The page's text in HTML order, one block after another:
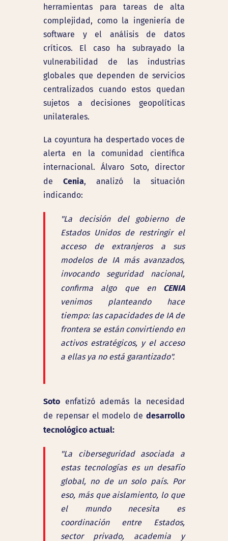
herramientas para tareas de alta
complejidad, como la ingeniería de
software y el análisis de datos
críticos. El caso ha subrayado la
vulnerabilidad de las industrias
globales que dependen de servicios
centralizados cuando estos quedan
sujetos a decisiones geopolíticas
unilaterales.
La coyuntura ha despertado voces de
alerta en la comunidad científica
internacional. Álvaro Soto, director
de Cenia, analizó la situación
indicando:
"La decisión del gobierno de
Estados Unidos de restringir el
acceso de extranjeros a sus
modelos de IA más avanzados,
invocando seguridad nacional,
confirma algo que en CENIA
venimos planteando hace
tiempo: las capacidades de IA de
frontera se están convirtiendo en
activos estratégicos, y el acceso
a ellas ya no está garantizado".
Soto enfatizó además la necesidad
de repensar el modelo de desarrollo
tecnológico actual:
"La ciberseguridad asociada a
estas tecnologías es un desafío
global, no de un solo país. Por
eso, más que aislamiento, lo que
el mundo necesita es
coordinación entre Estados,
sector privado, academia y